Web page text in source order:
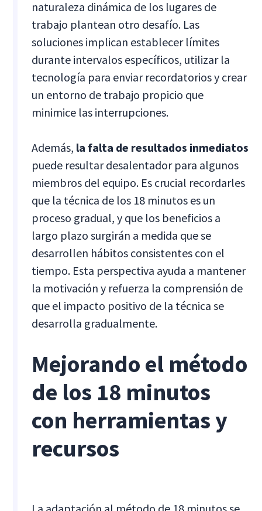
naturaleza dinámica de los lugares de
trabajo plantean otro desafío. Las
soluciones implican establecer límites
durante intervalos específicos, utilizar la
tecnología para enviar recordatorios y crear
un entorno de trabajo propicio que
minimice las interrupciones.
Además, la falta de resultados inmediatos
puede resultar desalentador para algunos
miembros del equipo. Es crucial recordarles
que la técnica de los 18 minutos es un
proceso gradual, y que los beneficios a
largo plazo surgirán a medida que se
desarrollen hábitos consistentes con el
tiempo. Esta perspectiva ayuda a mantener
la motivación y refuerza la comprensión de
que el impacto positivo de la técnica se
desarrolla gradualmente.
Mejorando el método
de los 18 minutos
con herramientas y
recursos